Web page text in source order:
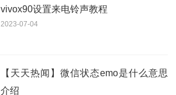
vivox90设置来电铃声教程
2023-07-04
【天天热闻】微信状态emo是什么意思
介绍